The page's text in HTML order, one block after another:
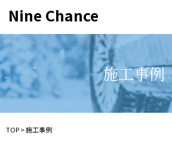
Nine Chance
施工事例
TOP>施工事例